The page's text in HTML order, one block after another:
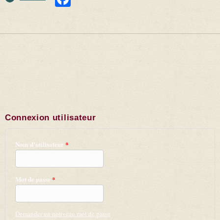
Connexion utilisateur
Nom d'utilisateur *
Mot de passe *
Demander un nouveau mot de passe